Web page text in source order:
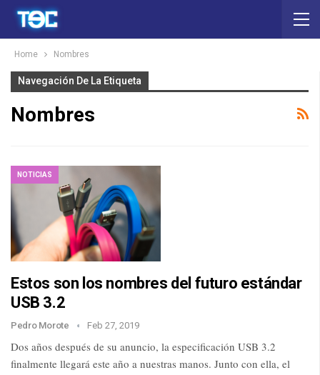
Home Nombres
Navegación De La Etiqueta
Nombres
NOTICIAS
Estos son los nombres del futuro estándar
USB 3.2
Pedro Morote Feb 27, 2019
Dos años después de su anuncio, la especificación USB 3.2
finalmente llegará este año a nuestras manos. Junto con ella, el